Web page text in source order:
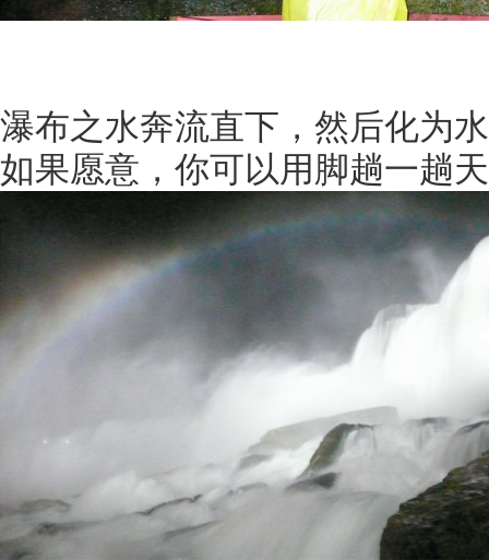
瀑布之水奔流直下，然后化为
如果愿意，你可以用脚趟一趟